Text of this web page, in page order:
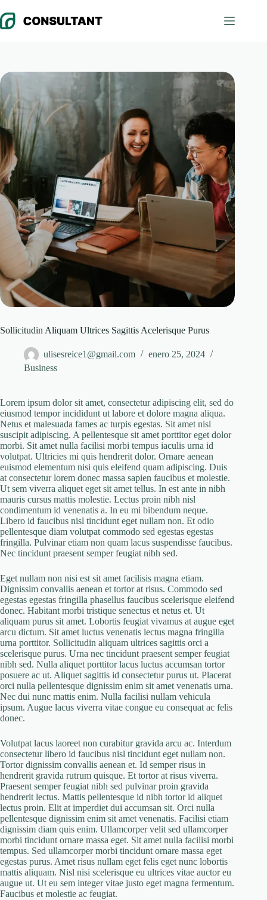
Sollicitudin Aliquam Ultrices Sagittis Acelerisque Purus
ulisesreice1@gmail.com
enero 25, 2024
Business
Lorem ipsum dolor sit amet, consectetur adipiscing elit, sed do
eiusmod tempor incididunt ut labore et dolore magna aliqua.
Netus et malesuada fames ac turpis egestas. Sit amet nisl
suscipit adipiscing. A pellentesque sit amet porttitor eget dolor
morbi. Sit amet nulla facilisi morbi tempus iaculis urna id
volutpat. Ultricies mi quis hendrerit dolor. Ornare aenean
euismod elementum nisi quis eleifend quam adipiscing. Duis
at consectetur lorem donec massa sapien faucibus et molestie.
Ut sem viverra aliquet eget sit amet tellus. In est ante in nibh
mauris cursus mattis molestie. Lectus proin nibh nisl
condimentum id venenatis a. In eu mi bibendum neque.
Libero id faucibus nisl tincidunt eget nullam non. Et odio
pellentesque diam volutpat commodo sed egestas egestas
fringilla. Pulvinar etiam non quam lacus suspendisse faucibus.
Nec tincidunt praesent semper feugiat nibh sed.
Eget nullam non nisi est sit amet facilisis magna etiam.
Dignissim convallis aenean et tortor at risus. Commodo sed
egestas egestas fringilla phasellus faucibus scelerisque eleifend
donec. Habitant morbi tristique senectus et netus et. Ut
aliquam purus sit amet. Lobortis feugiat vivamus at augue eget
arcu dictum. Sit amet luctus venenatis lectus magna fringilla
urna porttitor. Sollicitudin aliquam ultrices sagittis orci a
scelerisque purus. Urna nec tincidunt praesent semper feugiat
nibh sed. Nulla aliquet porttitor lacus luctus accumsan tortor
posuere ac ut. Aliquet sagittis id consectetur purus ut. Placerat
orci nulla pellentesque dignissim enim sit amet venenatis urna.
Nec dui nunc mattis enim. Nulla facilisi nullam vehicula
ipsum. Augue lacus viverra vitae congue eu consequat ac felis
donec.
Volutpat lacus laoreet non curabitur gravida arcu ac. Interdum
consectetur libero id faucibus nisl tincidunt eget nullam non.
Tortor dignissim convallis aenean et. Id semper risus in
hendrerit gravida rutrum quisque. Et tortor at risus viverra.
Praesent semper feugiat nibh sed pulvinar proin gravida
hendrerit lectus. Mattis pellentesque id nibh tortor id aliquet
lectus proin. Elit at imperdiet dui accumsan sit. Orci nulla
pellentesque dignissim enim sit amet venenatis. Facilisi etiam
dignissim diam quis enim. Ullamcorper velit sed ullamcorper
morbi tincidunt ornare massa eget. Sit amet nulla facilisi morbi
tempus. Sed ullamcorper morbi tincidunt ornare massa eget
egestas purus. Amet risus nullam eget felis eget nunc lobortis
mattis aliquam. Nisl nisi scelerisque eu ultrices vitae auctor eu
augue ut. Ut eu sem integer vitae justo eget magna fermentum.
Faucibus et molestie ac feugiat.